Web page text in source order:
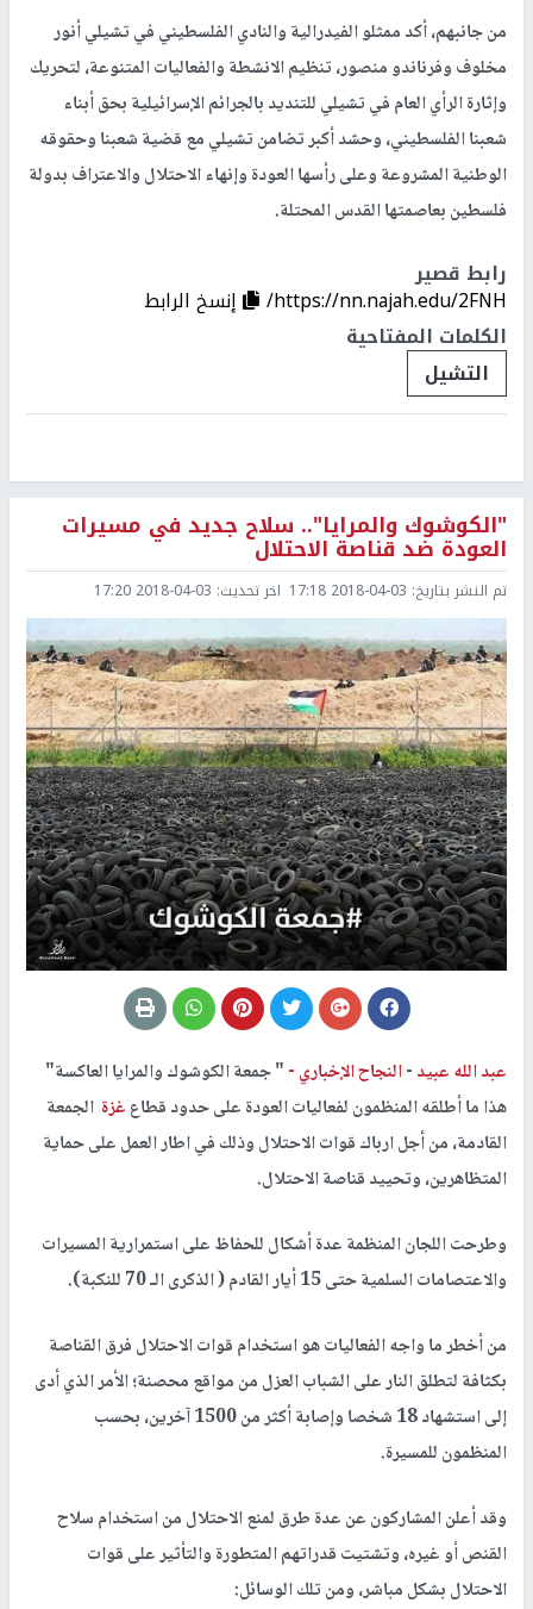
من جانبهم، أكد ممثلو الفيدرالية والنادي الفلسطيني في تشيلي أنور
مخلوف وفرناندو منصور، تنظيم الانشطة والفعاليات المتنوعة، لتحريك
وإثارة الرأي العام في تشيلي للتنديد بالجرائم الإسرائيلية بحق أبناء
شعبنا الفلسطيني، وحشد أكبر تضامن تشيلي مع قضية شعبنا وحقوقه
الوطنية المشروعة وعلى رأسها العودة وإنهاء الاحتلال والاعتراف بدولة
فلسطين بعاصمتها القدس المحتلة.
رابط قصير
https://nn.najah.edu/2FNH/
إنسخ الرابط
الكلمات المفتاحية
التشيل
"الكوشوك والمرايا".. سلاح جديد في مسيرات
العودة ضد قناصة الاحتلال
تم النشر بتاريخ: 2018-04-03 17:18 اخر تحديث: 2018-04-03 17:20
عبد الله عبيد-النجاح الإخباري -" جمعة الكوشوك والمرايا العاكسة"
هذا ما أطلقه المنظمون لفعاليات العودة على حدود قطاعغزة الجمعة
القادمة، من أجل ارباك قوات الاحتلال وذلك في اطار العمل على حماية
المتظاهرين، وتحييد قناصة الاحتلال.
وطرحت اللجان المنظمة عدة أشكال للحفاظ على استمرارية المسيرات
والاعتصامات السلمية حتى 15 أيار القادم ( الذكرى الـ 70 للنكبة).
من أخطر ما واجه الفعاليات هو استخدام قوات الاحتلال فرق القناصة
بكثافة لتطلق النار على الشباب العزل من مواقع محصنة؛ الأمر الذي أدى
إلى استشهاد 18 شخصا وإصابة أكثر من 1500 آخرين، بحسب
المنظمون للمسيرة.
وقد أعلن المشاركون عن عدة طرق لمنع الاحتلال من استخدام سلاح
القنص أو غيره، وتشتيت قدراتهم المتطورة والتأثير على قوات
الاحتلال بشكل مباشر، ومن تلك الوسائل: